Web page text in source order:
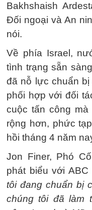
Bakhshaish
Đối ngoại và An
nói.
Về phía Israel,
tình trạng sẵn
đã nỗ lực chuẩn
phối hợp với đối
cuộc tấn công
rộng hơn, phức
hồi tháng 4 năm
Jon Finer, Phó
phát biểu với
tôi đang chuẩn bị
chúng tôi đã làm